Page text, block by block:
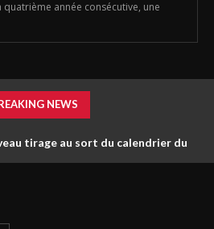
quatrième année consécutive, une
NEWS
tirage au sort du calendrier du